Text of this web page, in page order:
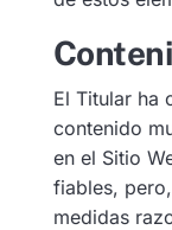
El Titular ha
contenido
en el Sitio
fiables,
medidas